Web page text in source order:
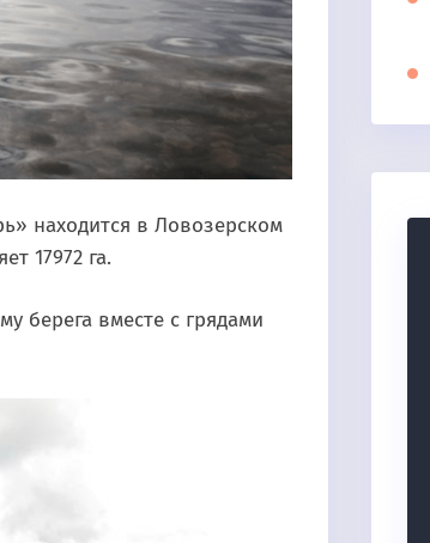
находится в Ловозерском
17972 га.
берега вместе с грядами